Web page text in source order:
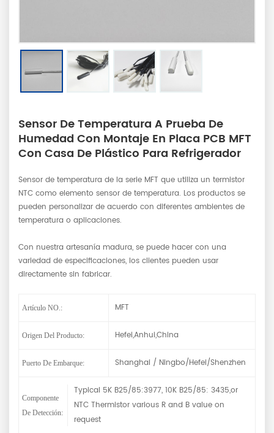
Sensor De Temperatura A Prueba De
Humedad Con Montaje En Placa PCB MFT
Con Casa De Plástico Para Refrigerador
Sensor de temperatura de la serie MFT que utiliza un termistor
NTC como elemento sensor de temperatura. Los productos se
pueden personalizar de acuerdo con diferentes ambientes de
temperatura o aplicaciones.
Con nuestra artesanía madura, se puede hacer con una
variedad de especificaciones, los clientes pueden usar
directamente sin fabricar.
Artículo NO.: MFT
Origen Del Producto: Hefei,Anhui,China
Puerto De Embarque: Shanghai / Ningbo/Hefei/Shenzhen
Componente
De Detección:
Typical 5K B25/85:3977, 10K B25/85: 3435,or
NTC Thermistor various R and B value on
request